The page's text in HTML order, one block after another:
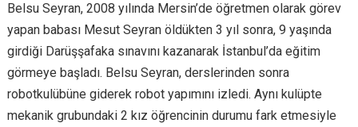
Belsu Seyran, 2008 yılında Mersin’de öğretmen olarak görev
yapan babası Mesut Seyran öldükten 3 yıl sonra, 9 yaşında
girdiği Darüşşafaka sınavını kazanarak İstanbul’da eğitim
görmeye başladı. Belsu Seyran, derslerinden sonra
robotkulübüne giderek robot yapımını izledi. Aynı kulüpte
mekanik grubundaki 2 kız öğrencinin durumu fark etmesiyle